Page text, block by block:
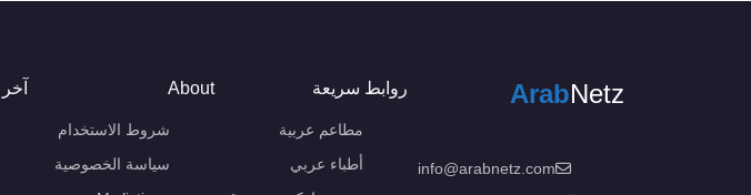
ArabNetz
info@arabnetz.com
روابط سريعة
مطاعم عربية
أطباء عربي
About
شروط الاستخدام
سياسة الخصوصية
آخر